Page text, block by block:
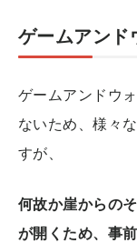
ゲームアンド
ゲームアンドウ
ないため、様々
すが、
何故か崖からの
が開くため、事